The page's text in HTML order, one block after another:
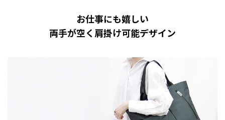
お仕事にも嬉しい
両手が空く肩掛け可能デザイン